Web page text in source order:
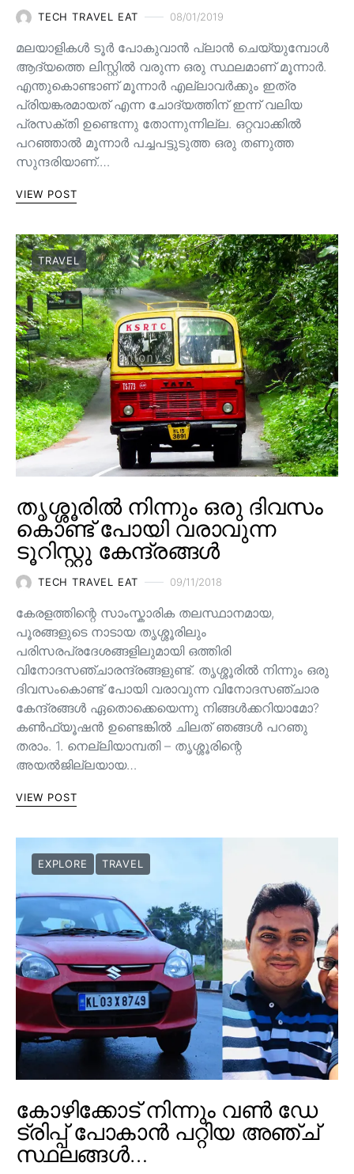
TECH TRAVEL EAT 08/01/2019
മലയാളികൾ ടൂർ പോകുവാൻ പ്ലാൻ ചെയ്യുമ്പോൾ
ആദ്യത്തെ ലിസ്റ്റിൽ വരുന്ന ഒരു സ്ഥലമാണ് മൂന്നാർ.
എന്തുകൊണ്ടാണ് മൂന്നാർ എല്ലാവർക്കും ഇത്ര
പ്രിയങ്കരമായത് എന്ന ചോദ്യത്തിന് ഇന്ന് വലിയ
പ്രസക്തി ഉണ്ടെന്നു തോന്നുന്നില്ല. ഒറ്റവാക്കിൽ
പറഞ്ഞാൽ മൂന്നാർ പച്ചപട്ടുടുത്ത ഒരു തണുത്ത
സുന്ദരിയാണ്.…
VIEW POST
TRAVEL
തൃശ്ശൂരിൽ നിന്നും ഒരു ദിവസം
കൊണ്ട് പോയി വരാവുന്ന
ടൂറിസ്റ്റു കേന്ദ്രങ്ങൾ
TECH TRAVEL EAT 09/11/2018
കേരളത്തിന്റെ സാംസ്കാരിക തലസ്ഥാനമായ,
പൂരങ്ങളുടെ നാടായ തൃശ്ശൂരിലും
പരിസരപ്രദേശങ്ങളിലുമായി ഒത്തിരി
വിനോദസഞ്ചാരന്ദ്രങ്ങളുണ്ട്. തൃശ്ശൂരിൽ നിന്നും ഒരു
ദിവസംകൊണ്ട് പോയി വരാവുന്ന വിനോദസഞ്ചാര
കേന്ദ്രങ്ങൾ ഏതൊക്കെയെന്നു നിങ്ങൾക്കറിയാമോ?
കൺഫ്യൂഷൻ ഉണ്ടെങ്കിൽ ചിലത് ഞങ്ങൾ പറഞു
തരാം. 1. നെല്ലിയാമ്പതി – തൃശ്ശൂരിന്റെ
അയൽജില്ലയായ…
VIEW POST
EXPLORE TRAVEL
കോഴിക്കോട് നിന്നും വൺ ഡേ
ട്രിപ്പ് പോകാൻ പറ്റിയ അഞ്ച്
സ്ഥലങ്ങൾ…